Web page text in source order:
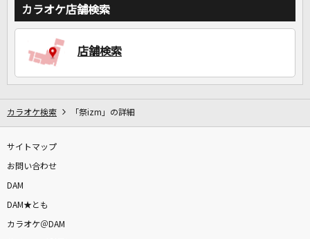
カラオケ店舗検索
店舗検索
カラオケ検索 「祭izm」の詳細
サイトマップ
お問い合わせ
DAM
DAM★とも
カラオケ＠DAM